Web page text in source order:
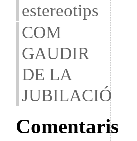
estereotips
COM
GAUDIR
DE LA
JUBILACIÓ
Comentaris